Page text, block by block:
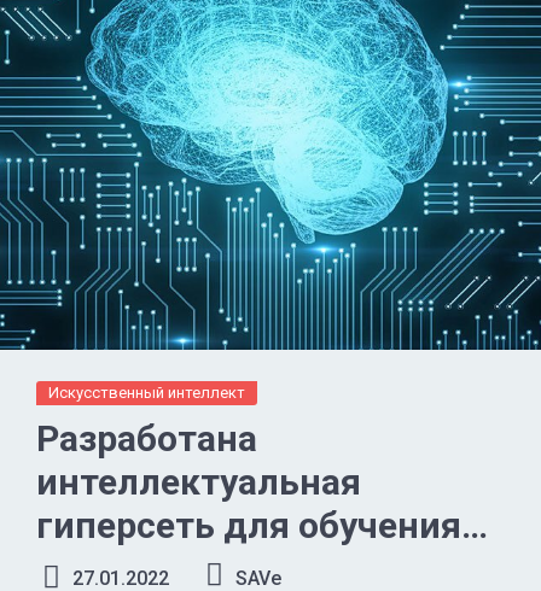
Искусственный интеллект
Разработана
интеллектуальная
гиперсеть для обучения
ИИ27.01.2022 SAVe